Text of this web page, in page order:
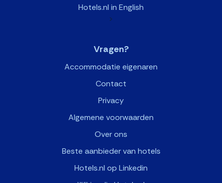
Hotels.nl in English
>
Vragen?
Accommodatie eigenaren
Contact
Privacy
Algemene voorwaarden
Over ons
Beste aanbieder van hotels
Hotels.nl op Linkedin